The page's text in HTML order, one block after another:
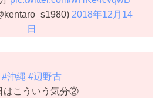
2018年12月14
日
#沖縄 #辺野古
はこういう気分②